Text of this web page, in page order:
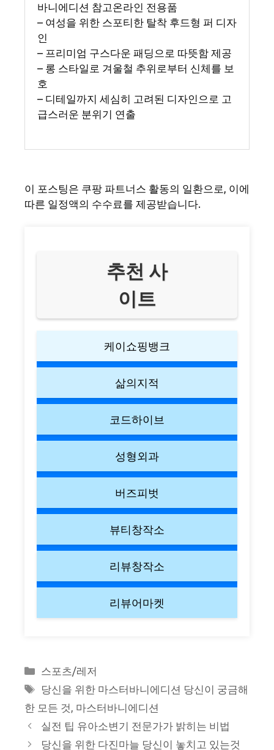
바니에디션 참고온라인 전용품
– 여성을 위한 스포티한 탈착 후드형 퍼 디자
인
– 프리미엄 구스다운 패딩으로 따뜻함 제공
– 롱 스타일로 겨울철 추위로부터 신체를 보
호
– 디테일까지 세심히 고려된 디자인으로 고
급스러운 분위기 연출
이 포스팅은 쿠팡 파트너스 활동의 일환으로, 이에
따른 일정액의 수수료를 제공받습니다.
추천 사
이트
케이쇼핑뱅크
삶의지적
코드하이브
성형외과
버즈피벗
뷰티창작소
리뷰창작소
리뷰어마켓
Categories
스포츠/레저
Tags
당신을 위한 마스터바니에디션 당신이 궁금해
한 모든 것, 마스터바니에디션
실전 팁 유아소변기 전문가가 밝히는 비법
당신을 위한 다진마늘 당신이 놓치고 있는것